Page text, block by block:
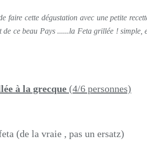
faire cette dégustation avec une petite
de ce beau Pays ......la Feta grillée ! simple,
à la grecque (4/6 personnes)
(de la vraie , pas un ersatz)